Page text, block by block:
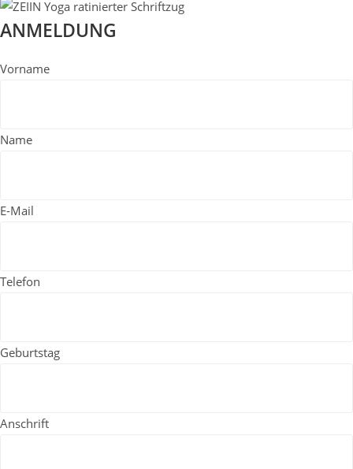
ANMELDUNG
Vorname
Name
E-Mail
Telefon
Geburtstag
Anschrift